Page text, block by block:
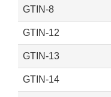
GTIN-8
GTIN-12
GTIN-13
GTIN-14